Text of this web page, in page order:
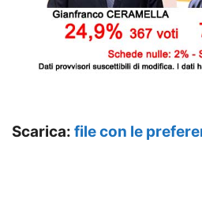
Scarica: file con le